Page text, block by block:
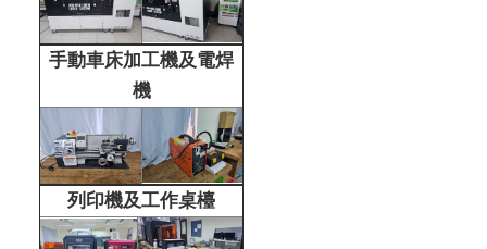
手動車床加工機及電焊
機
列印機及工作桌檯